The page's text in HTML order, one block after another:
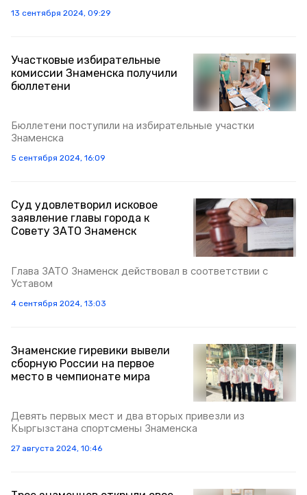
13 сентября 2024, 09:29
Участковые избирательные
комиссии Знаменска получили
бюллетени
Бюллетени поступили на избирательные участки
Знаменска
5 сентября 2024, 16:09
Суд удовлетворил исковое
заявление главы города к
Совету ЗАТО Знаменск
Глава ЗАТО Знаменск действовал в соответствии с
Уставом
4 сентября 2024, 13:03
Знаменские гиревики вывели
сборную России на первое
место в чемпионате мира
Девять первых мест и два вторых привезли из
Кыргызстана спортсмены Знаменска
27 августа 2024, 10:46